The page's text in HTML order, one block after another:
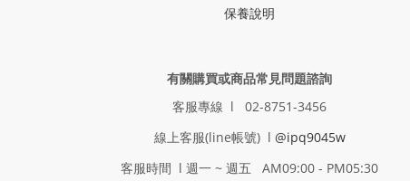
保養說明
有關購買或商品常見問題諮詢
客服專線 l 02-8751-3456
線上客服(line帳號) l @ipq9045w
客服時間 l 週一 ~ 週五 AM09:00 - PM05:30